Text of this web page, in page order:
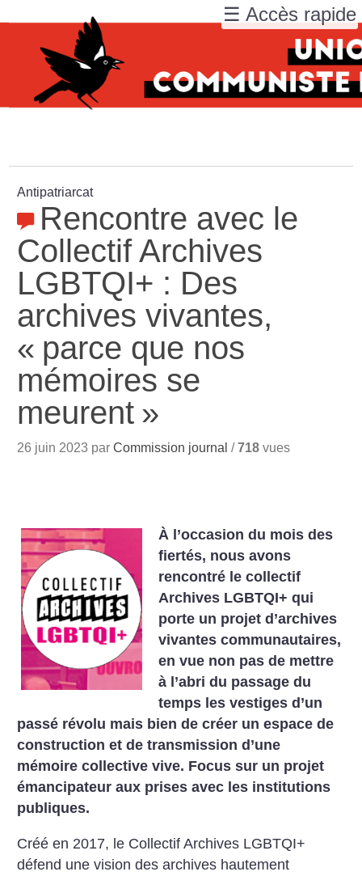
Antipatriarcat
Rencontre avec le
Collectif Archives
LGBTQI+ : Des
archives vivantes,
« parce que nos
mémoires se
meurent »
26 juin 2023 parCommission journal /718 vues
À l’occasion du mois des
fiertés, nous avons
rencontré le collectif
Archives LGBTQI+ qui
porte un projet d’archives
vivantes communautaires,
en vue non pas de mettre
à l’abri du passage du
temps les vestiges d’un
passé révolu mais bien de créer un espace de
construction et de transmission d’une
mémoire collective vive. Focus sur un projet
émancipateur aux prises avec les institutions
publiques.
Créé en 2017, le Collectif Archives LGBTQI+
défend une vision des archives hautement
☰ Accès rapide